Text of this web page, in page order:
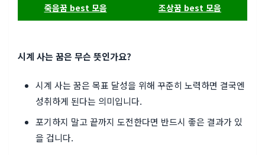
죽음꿈 best 모음 조상꿈 best 모음
시계 사는 꿈은 무슨 뜻인가요?
시계 사는 꿈은 목표 달성을 위해 꾸준히 노력하면 결국엔
성취하게 된다는 의미입니다.
포기하지 말고 끝까지 도전한다면 반드시 좋은 결과가 있
을 겁니다.